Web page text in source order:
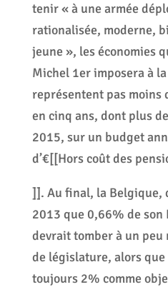
tenir « à une armée
rationalisée, moderne,
jeune », les économies
Michel 1er imposera à
représentent pas moins
en cinq ans, dont plus
2015, sur un budget
d’€[[Hors coût des
]]. Au final, la Belgique,
2013 que 0,66% de son
devrait tomber à un peu
de législature, alors que
toujours 2% comme